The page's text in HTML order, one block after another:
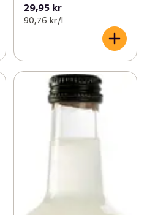
29,95 kr
90,76 kr /l